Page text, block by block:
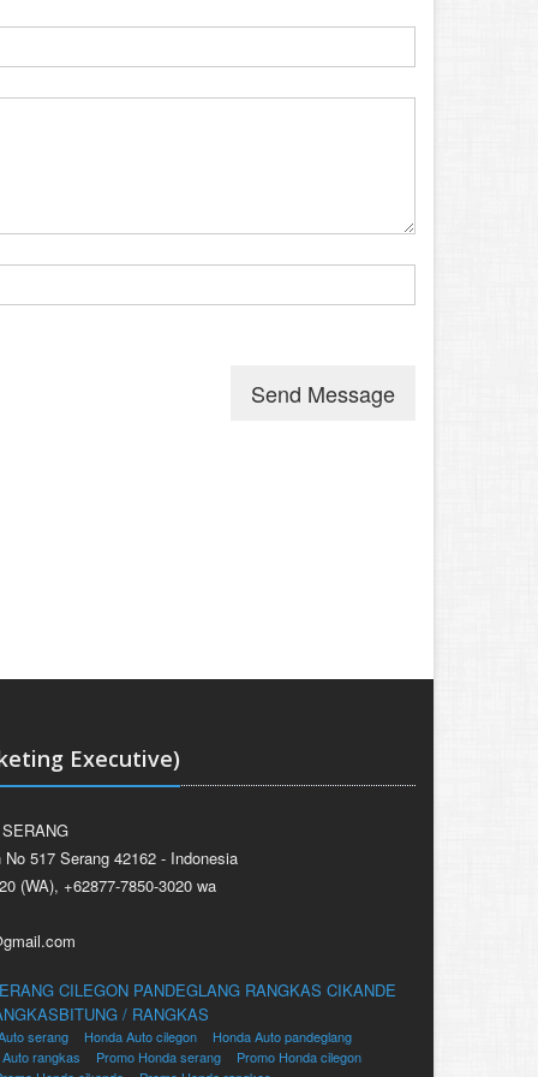
Send Message
Executive)
517 Serang 42162 - Indonesia
(WA), +62877-7850-3020 wa
CILEGON PANDEGLANG RANGKAS CIKANDE
/ RANGKAS
serang Honda Auto cilegon
Honda Auto pandeglang
rangkas
Promo Honda serang
Promo Honda cilegon